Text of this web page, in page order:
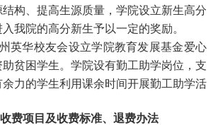
构、提高生源质量，学院设立新生高分
我院的高分新生予以一定的奖励。
华校友会设立学院教育发展基金爱心
贫困学生。学院设有勤工助学岗位，支
力的学生利用课余时间开展勤工助学活
费项目及收费标准、退费办法